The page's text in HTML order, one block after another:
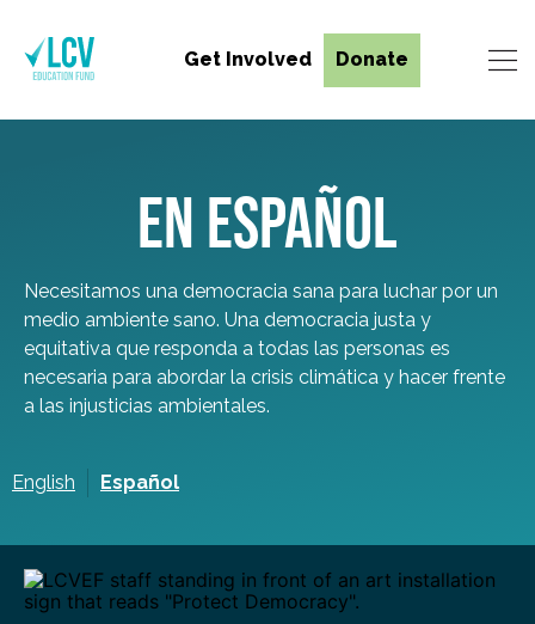
Get Involved Donate
EN ESPAÑOL
Necesitamos una democracia sana para luchar por un
medio ambiente sano. Una democracia justa y
equitativa que responda a todas las personas es
necesaria para abordar la crisis climática y hacer frente
a las injusticias ambientales.
English Español